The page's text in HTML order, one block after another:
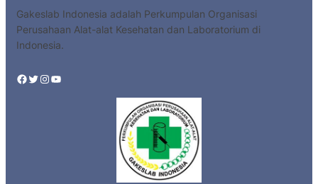
Gakeslab Indonesia adalah Perkumpulan Organisasi
Perusahaan Alat-alat Kesehatan dan Laboratorium di
Indonesia.
Facebook Twitter Instagram YouTube